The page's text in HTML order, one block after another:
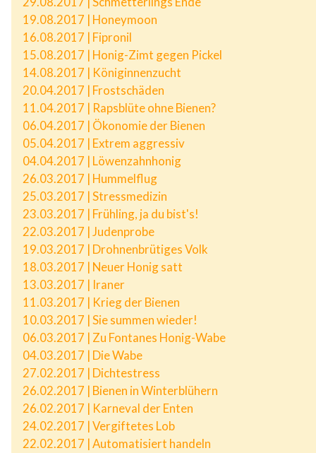
19.08.2017 | Honeymoon
16.08.2017 | Fipronil
15.08.2017 | Honig-Zimt gegen Pickel
14.08.2017 | Königinnenzucht
20.04.2017 | Frostschäden
11.04.2017 | Rapsblüte ohne Bienen?
06.04.2017 | Ökonomie der Bienen
05.04.2017 | Extrem aggressiv
04.04.2017 | Löwenzahnhonig
26.03.2017 | Hummelflug
25.03.2017 | Stressmedizin
23.03.2017 | Frühling, ja du bist's!
22.03.2017 | Judenprobe
19.03.2017 | Drohnenbrütiges Volk
18.03.2017 | Neuer Honig satt
13.03.2017 | Iraner
11.03.2017 | Krieg der Bienen
10.03.2017 | Sie summen wieder!
06.03.2017 | Zu Fontanes Honig-Wabe
04.03.2017 | Die Wabe
27.02.2017 | Dichtestress
26.02.2017 | Bienen in Winterblühern
26.02.2017 | Karneval der Enten
24.02.2017 | Vergiftetes Lob
22.02.2017 | Automatisiert handeln